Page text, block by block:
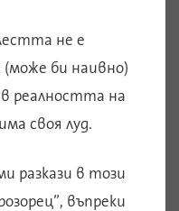
не е
(може би наивно)
реалността на
своя луд.
разкази в този
въпреки